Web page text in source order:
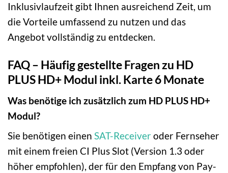
Inklusivlaufzeit gibt Ihnen ausreichend Zeit, um
die Vorteile umfassend zu nutzen und das
Angebot vollständig zu entdecken.
FAQ – Häufig gestellte Fragen zu HD
PLUS HD+ Modul inkl. Karte 6 Monate
Was benötige ich zusätzlich zum HD PLUS HD+
Modul?
Sie benötigen einen SAT-Receiveroder Fernseher
mit einem freien CI Plus Slot (Version 1.3 oder
höher empfohlen), der für den Empfang von Pay-